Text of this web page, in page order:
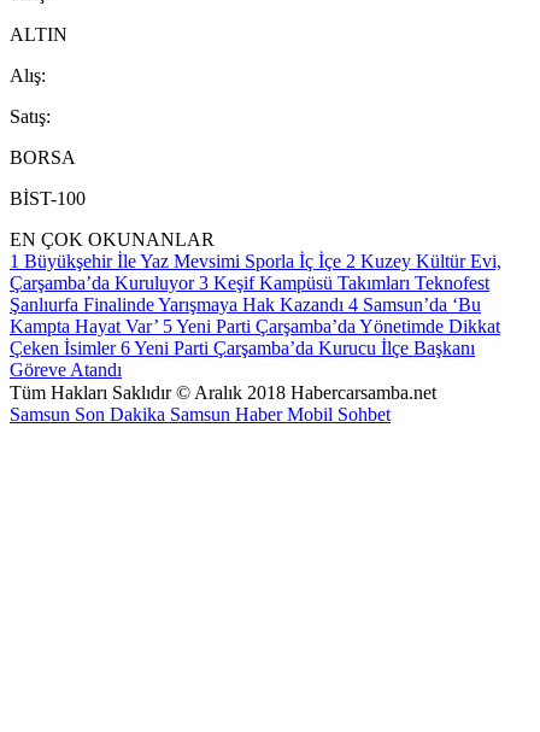
ALTIN
Alış:
Satış:
BORSA
BİST-100
EN ÇOK OKUNANLAR
1 Büyükşehir İle Yaz Mevsimi Sporla İç İçe 2 Kuzey Kültür Evi,
Çarşamba’da Kuruluyor 3 Keşif Kampüsü Takımları Teknofest
Şanlıurfa Finalinde Yarışmaya Hak Kazandı 4 Samsun’da ‘Bu
Kampta Hayat Var’ 5Yeni Parti Çarşamba’da Yönetimde Dikkat
Çeken İsimler 6Yeni Parti Çarşamba’da Kurucu İlçe Başkanı
Göreve Atandı
Tüm Hakları Saklıdır © Aralık 2018 Habercarsamba.net
Samsun Son Dakika Samsun HaberMobil Sohbet